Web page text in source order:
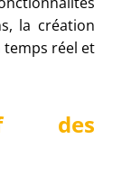
la création
temps réel et
des